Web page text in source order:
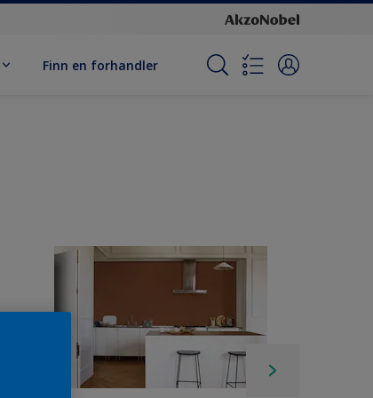
Finn en forhandler